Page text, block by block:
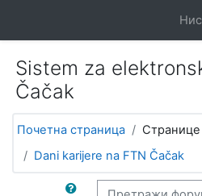
Sistem za
Čačak
Почетна страница Странице
Dani karijere na FTN Čačak
Претражи форуме